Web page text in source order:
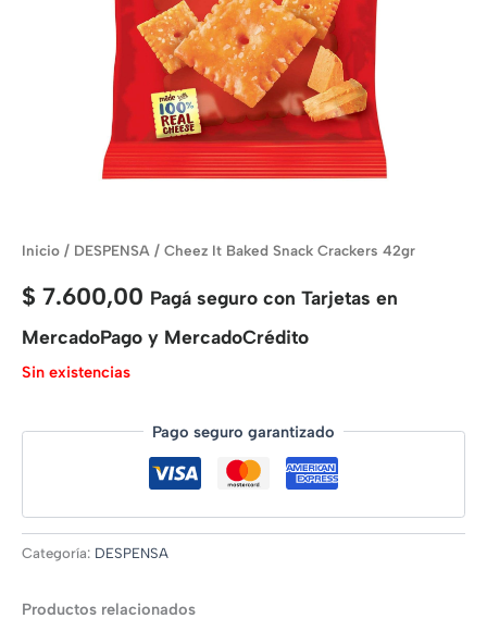
Inicio / DESPENSA / Cheez It Baked Snack Crackers 42gr
$ 7.600,00 Pagá seguro con Tarjetas en
MercadoPago y MercadoCrédito
Sin existencias
Pago seguro garantizado
Categoría: DESPENSA
Productos relacionados